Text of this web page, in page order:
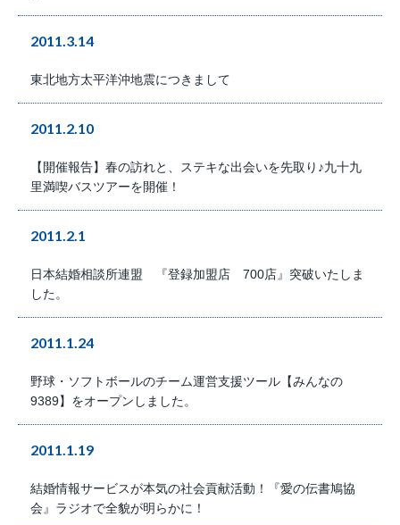
2011.3.14
東北地方太平洋沖地震につきまして
2011.2.10
【開催報告】春の訪れと、ステキな出会いを先取り♪九十九
里満喫バスツアーを開催！
2011.2.1
日本結婚相談所連盟 『登録加盟店 700店』突破いたしま
した。
2011.1.24
野球・ソフトボールのチーム運営支援ツール【みんなの
9389】をオープンしました。
2011.1.19
結婚情報サービスが本気の社会貢献活動！『愛の伝書鳩協
会』ラジオで全貌が明らかに！